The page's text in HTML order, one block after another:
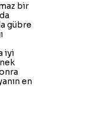
bir
gübre
iyi
en